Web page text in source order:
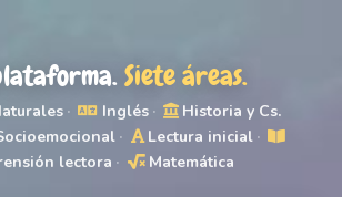
Siete áreas.
· Inglés ·
Historia y Cs.
· Lectura inicial ·
lectora · Matemática